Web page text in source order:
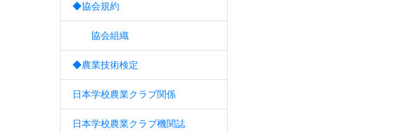
◆協会規約
協会組織
◆農業技術検定
日本学校農業クラブ関係
日本学校農業クラブ機関誌